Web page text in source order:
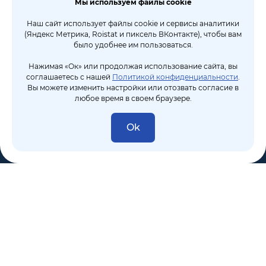
Мы используем файлы cookie
Наш сайт использует файлы cookie и сервисы аналитики
(Яндекс Метрика, Roistat и пиксель ВКонтакте), чтобы вам
было удобнее им пользоваться.
Нажимая «Ок» или продолжая использование сайта, вы
соглашаетесь с нашей Политикой конфиденциальности.
Вы можете изменить настройки или отозвать согласие в
любое время в своем браузере.
Ok